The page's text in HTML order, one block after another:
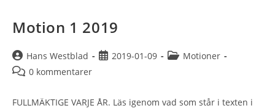
Motion 1 2019
Inläggsförfattare:
Hans Westblad
Inlägget
2019-01-09 Inläggskategori:
Motioner
Kommentarer
inlägget:
0 kommentarer
FULLMÄKTIGE VARJE ÅR. Läs igenom vad som står i texten i